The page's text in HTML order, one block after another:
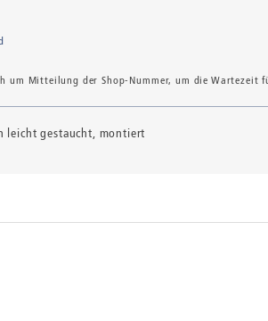
um Mitteilung der Shop-Nummer, um die Wartezeit
leicht gestaucht, montiert